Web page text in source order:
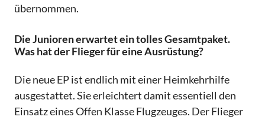
übernommen.
⁠Die Junioren erwartet ein tolles Gesamtpaket.
Was hat der Flieger für eine Ausrüstung?
Die neue EP ist endlich mit einer Heimkehrhilfe
ausgestattet. Sie erleichtert damit essentiell den
Einsatz eines Offen Klasse Flugzeuges. Der Flieger